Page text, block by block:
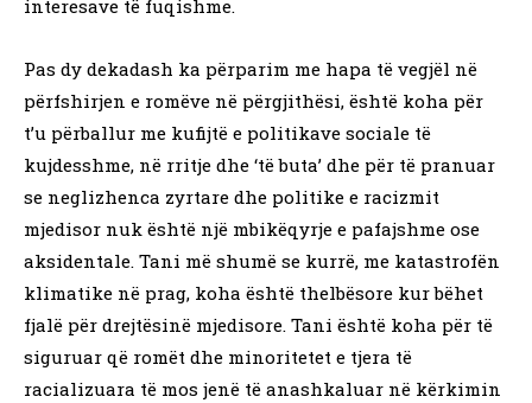
interesave të fuqishme.
Pas dy dekadash ka përparim me hapa të vegjël në
përfshirjen e romëve në përgjithësi, është koha për
t’u përballur me kufijtë e politikave sociale të
kujdesshme, në rritje dhe ‘të buta’ dhe për të pranuar
se neglizhenca zyrtare dhe politike e racizmit
mjedisor nuk është një mbikëqyrje e pafajshme ose
aksidentale. Tani më shumë se kurrë, me katastrofën
klimatike në prag, koha është thelbësore kur bëhet
fjalë për drejtësinë mjedisore. Tani është koha për të
siguruar që romët dhe minoritetet e tjera të
racializuara të mos jenë të anashkaluar në kërkimin